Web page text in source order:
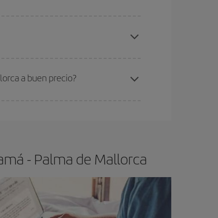
Palma de Mallorca-dest
a buen precio?
- Palma de Mallorca